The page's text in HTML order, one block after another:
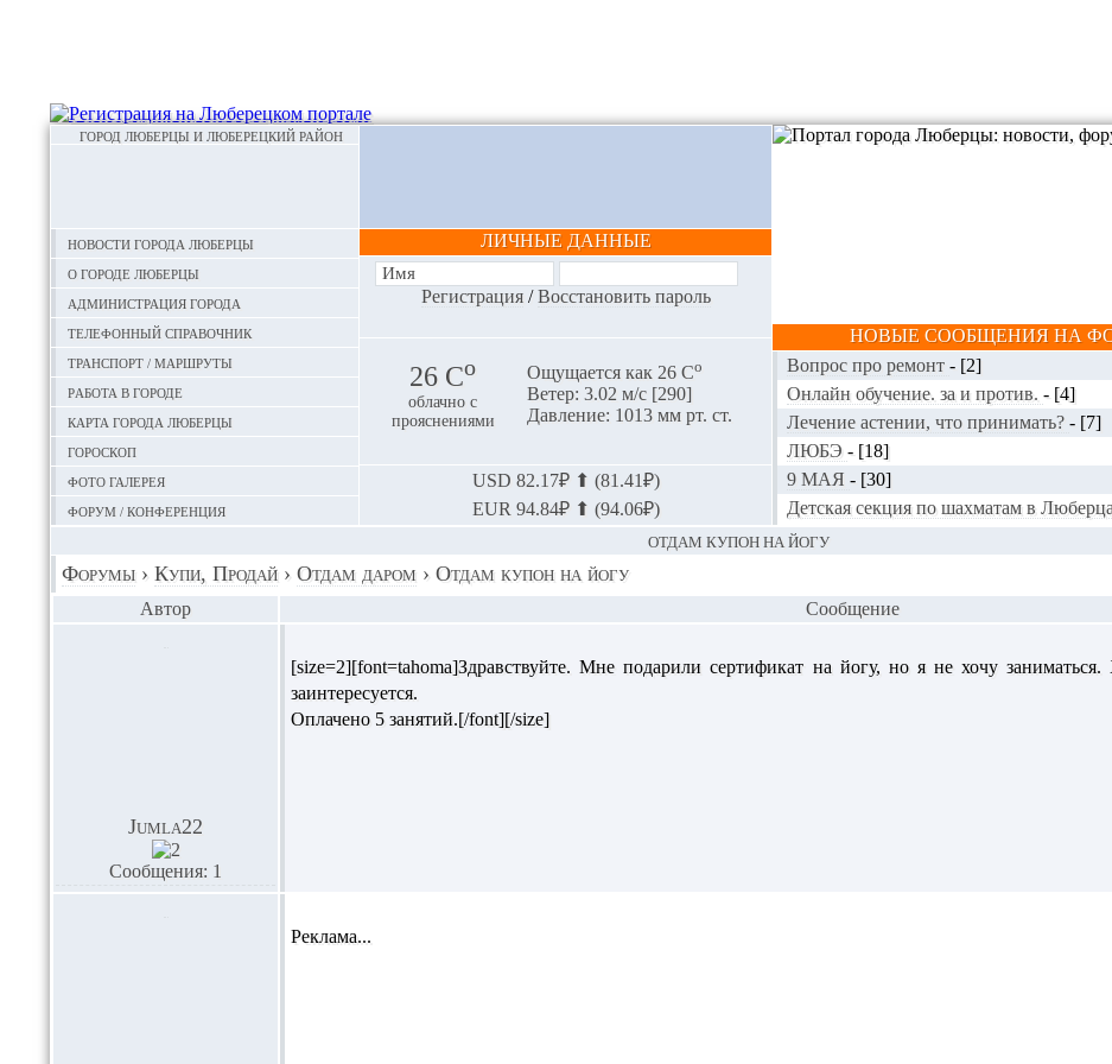
ГОРОД ЛЮБЕРЦЫ И ЛЮБЕРЕЦКИЙ РАЙОН
Новости города Люберцы
О городе Люберцы
Администрация города
Телефонный справочник
Транспорт / маршруты
Работа в городе
Карта города Люберцы
Гороскоп
Фото галерея
Форум / конференция
ЛИЧНЫЕ ДАННЫЕ
Регистрация/Восстановить пароль
26 Сo
облачно с
прояснениями
Ощущается как 26 Сo
Ветер: 3.02 м/с [290]
Давление: 1013 мм рт. ст.
USD 82.17₽ ⬆ (81.41₽)
EUR 94.84₽ ⬆ (94.06₽)
НОВЫЕ СООБЩЕНИЯ НА
Вопрос про ремонт - [2]
Онлайн обучение. за и против. - [4]
Лечение астении, что принимать? - [7]
ЛЮБЭ - [18]
9 МАЯ - [30]
Детская секция по шахматам в
ОТДАМ КУПОН НА ЙОГУ
Форумы › Купи, Продай › Отдам даром › Отдам купон на йогу
Автор Сообщение
Jumla22
Сообщения: 1
[size=2][font=tahoma]Здравствуйте. Мне подарили сертификат на йогу, но я не хочу
заинтересуется.
Оплачено 5 занятий.[/font][/size]
Реклама...